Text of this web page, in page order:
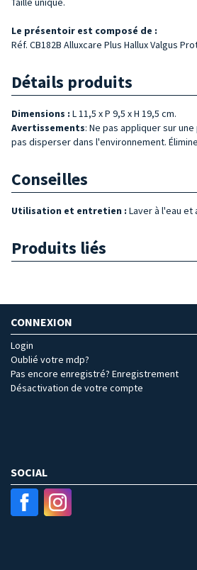
Le présentoir est composé de :
Réf. CB182B Alluxcare Plus Hallux Valgus
Détails produits
Dimensions : L 11,5 x P 9,5 x H 19,5 cm.
Avertissements: Ne pas appliquer sur
pas disperser dans l'environnement.
Conseilles
Utilisation et entretien : Laver à l'eau et
Produits liés
CONNEXION
Login
Oublié votre mdp?
Pas encore enregistré? Enregistrement
Désactivation de votre compte
SOCIAL